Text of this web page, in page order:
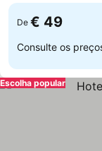
De € 49
Consulte os
Escolha popular